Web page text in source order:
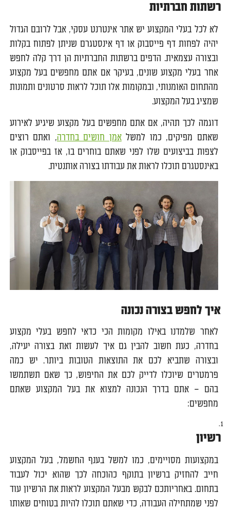
רשתות חברתיות
לא לכל בעלי המקצוע יש אתר אינטרנט עסקי, אבל לרובם הגדול
יהיה לפחות דף פייסבוק או דף אינסטגרם שניתן לפתוח בקלות
ובצורה עצמאית. הדפים ברשתות החברתיות הן דרך קלה לחפש
אחר בעלי מקצוע שונים, בעיקר אם אתם מחפשים בעל מקצוע
מהתחום האומנותי, ובמקומות אלו תוכל לראות סרטונים ותמונות
שמציג בעל המקצוע.
דוגמה לכך תהיה, אם אתם מחפשים בעל מקצוע שיגיע לאירוע
שאתם מפיקים, כמו למשלאמן חושים בחדרה, ואתם רוצים
לצפות בביצועים שלו לפני שאתם בוחרים בו, אז בפייסבוק או
באינסטגרם תוכלו לראות את עבודתו בצורה אותנטית.
איך לחפש בצורה נכונה
לאחר שלמדנו באילו מקומות הכי כדאי לחפש בעלי מקצוע
בחדרה, כעת חשוב להבין גם איך לעשות זאת בצורה יעילה,
ובצורה שתביא לכם את התוצאות הטובות ביותר. יש כמה
פרמטרים שיוכלו לדייק לכם את החיפוש, כך שאם תשתמשו
בהם – אתם בדרך הנכונה למצוא את בעל המקצוע שאתם
מחפשים:
רשיון
במקצועות מסויימים, כמו למשל בענף החשמל, בעל המקצוע
חייב להחזיק ברשיון בתוקף כהוכחה לכך שהוא יכול לעבוד
בתחום. באחריותכם לבקש מבעל המקצוע לראות את הרשיון עוד
לפני שמתחילה העבודה, כדי שאתם תוכלו להיות בטוחים שאותו